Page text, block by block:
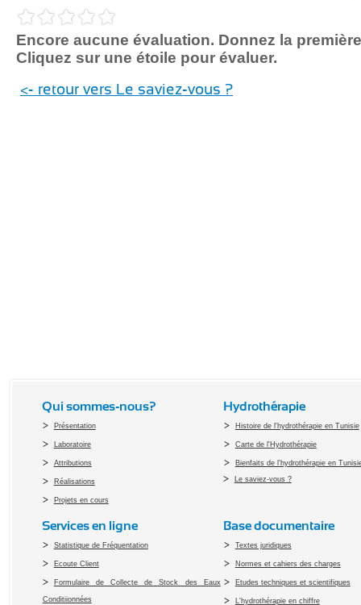
Encore aucune évaluation. Donnez la
Cliquez sur une étoile pour évaluer.
<- retour vers Le saviez-vous ?
Qui sommes-nous?
Présentation
Laboratoire
Attributions
Réalisations
Projets en cours
Hydrothérapie
Histoire de l'hydrothérapie en Tunisie
Carte de l'Hydrothérapie
Bienfaits de l'hydrothérapie en
Le saviez-vous ?
Services en ligne
Statistique de Fréquentation
Ecoute Client
Formulaire de Collecte de Stock des Eaux
Conditiionnées
Base documentaire
Textes juridiques
Normes et cahiers des charges
Etudes techniques et scientifiques
L'hydrothérapie en chiffre